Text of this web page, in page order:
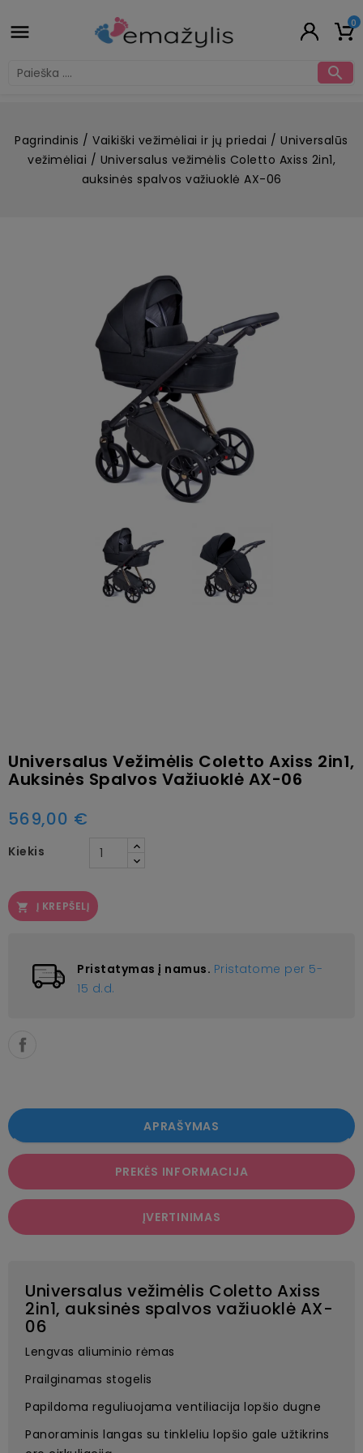
 0

Pagrindinis Vaikiški vežimėliai ir jų priedai
Universalūs
vežimėliai
Universalus vežimėlis Coletto Axiss 2in1,
auksinės spalvos važiuoklė AX-06
Universalus Vežimėlis Coletto Axiss 2in1,
Auksinės Spalvos Važiuoklė AX-06
569,00 €
Kiekis
 Į KREPŠELĮ
Pristatymas į namus. Pristatome per 5-
15 d.d.
APRAŠYMAS
PREKĖS INFORMACIJA
ĮVERTINIMAS
Universalus vežimėlis Coletto Axiss
2in1, auksinės spalvos važiuoklė AX-
06
Lengvas aliuminio rėmas
Prailginamas stogelis
Papildoma reguliuojama ventiliacija lopšio dugne
Panoraminis langas su tinkleliu lopšio gale užtikrins